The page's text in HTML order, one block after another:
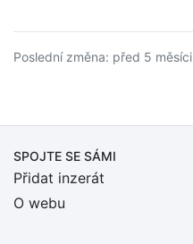
Poslední změna: před 5 měsíci
SPOJTE SE SÁMI
Přidat inzerát
O webu